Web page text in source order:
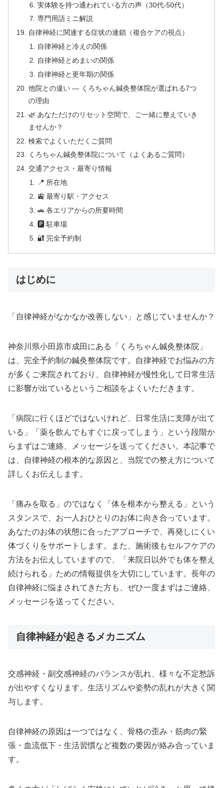
実体験を持つ通われている方の声（30代-50代）
専門用語ミニ解説
自律神経に関連する症状の連鎖（複合ケアの視点）
自律神経と冷えの関係
自律神経とめまいの関係
自律神経と更年期の関係
他院との違い — くろちゃん鍼灸整体院が選ばれる7つ
の理由
🌿 あなただけのリセット空間で、ご一緒に整えていき
ませんか？
検索でよくいただくご質問
くろちゃん鍼灸整体院について（よくあるご質問）
交通アクセス・最寄り情報
📍 所在地
🚉 最寄り駅・アクセス
🚗 各エリアからの所要時間
🅿 駐車場
🔐 完全予約制
はじめに
「自律神経がなかなか改善しない」と感じていませんか？
神奈川県小田原市成田にある「くろちゃん鍼灸整体院」
は、完全予約制の鍼灸整体院です。自律神経でお悩みの方
が多くご来院されており、自律神経が慢性化して日常生活
に影響が出ているというご相談をよくいただきます。
「病院に行くほどではないけれど、日常生活に支障が出て
いる」「薬を飲んでもすぐに戻ってしまう」という段階か
らまずはご連絡、メッセージを送ってください。本記事で
は、自律神経の根本的な原因と、当院での整え方について
詳しくお伝えします。
「痛みを取る」のではなく「体を根本から整える」という
スタンスで、お一人おひとりのお体に向き合っています。
あなたのお体の状態に合ったアプローチで、再発しにくい
体づくりをサポートします。また、施術後もセルフケアの
方法をお伝えしていますので、「来院日以外でも体を整え
続けられる」ための情報提供を大切にしています。長年の
自律神経に悩まされてきた方も、ぜひ一度まずはご連絡、
メッセージを送ってください。
自律神経が起きるメカニズム
交感神経・副交感神経のバランスが乱れ、様々な不定愁訴
が出やすくなります。生活リズムや姿勢の乱れが大きく関
与します。
自律神経の原因は一つではなく、骨格の歪み・筋肉の緊
張・血流低下・生活習慣など複数の要因が絡み合っていま
す。